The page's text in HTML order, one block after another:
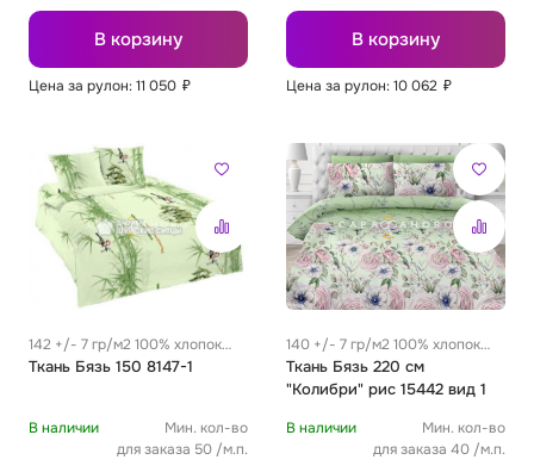
В корзину
Цена за рулон: 11 050 ₽
В корзину
Цена за рулон: 10 062 ₽
142 +/- 7 гр/м2 100% хлопок
0.29 м
Ткань Бязь 150 8147-1
В наличии
Мин. кол-во
для заказа 50 /м.п.
140 +/- 7 гр/м2 100% хлопок
0.25 м
Ткань Бязь 220 см
"Колибри" рис 15442 вид 1
В наличии
Мин. кол-во
для заказа 40 /м.п.